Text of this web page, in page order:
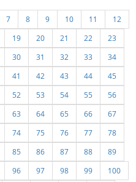
7 8 9 10 11
12
19 20 21 22
23
30 31 32 33
34
41 42 43 44
45
52 53 54 55
56
63 64 65 66
67
74 75 76 77
78
85 86 87 88
89
96 97 98 99
100